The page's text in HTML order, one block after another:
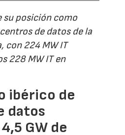
su posición como
de datos de la
con 224 MW IT
228 MW IT en
ibérico de
datos
GW de